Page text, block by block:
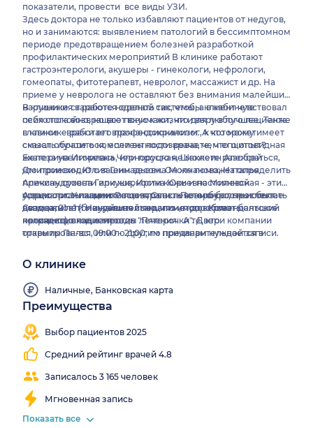
показатели, провести все виды УЗИ.
Здесь доктора не только избавляют пациентов от недугов,
но и занимаются: выявлением патологий в бессимптомном
периоде предотвращением болезней разработкой
профилактических мероприятий В клинике работают
гастроэнтерологи, акушеры - гинекологи, нефрологи,
гомеопаты, фитотерапевт, невролог, массажист и др. На
приеме у невролога не оставляют без внимания малейшие
нарушения в работе нервной системы, а в кабинете
психолога возвращают вкус к жизни и веру в лучшее. Также
в клинике работает врач-эндокринолог, к которому имеет
смысл обратиться, если вы подозреваете, что щитовидная
железа увеличилась, или просто не можете разобраться,
что происходит с вашим весом. Он же поможет определить
причину сухости или жирности кожи и постоянной
усталости. У пациентов центра есть возможность испытать
возможности мануальной терапии, попробовать
нетрадиционные методы лечения. А те, кто
травмировался, или по другим причинам нуждается в
по восстановлению организма. Они ускорят возвращение к
привычному ритму жизни и улучшат общее состояние
организма. Для прохождения полного курса процедур
понадобится вооружиться терпением, но результат того
стоит.
В клинике стараются сделать так, чтобы клиент чувствовал
себя спокойно, но все понимают, что для любого пациента
главное - врач и его профессионализм. А что может
сказать лучше о компетентности врача, чем его опыт?
Екатерина Игоревна Черноруцкая, Шаклеин Алексей
Дмитриевич, Юлия Геннадьевна Молчанова, Наталья
Александровна Гаркуша, Ирина Юрьевна Милевская - эти
специалисты клиники посвятили лечению больных более
двадцати лет! Неудивительно, что им доверяют большое
количество пациентов.
Адрес организации: Россия, Санкт-Петербург, проспект
Сизова, 21 к1 (ближайшая станция метро - Комендантский
проспект), вход напротив "Пятерочки". Двери компании
открыты Пн-вс: 09:00 - 21:00; по предварительной записи.
О клинике
Наличные, Банковская карта
Преимущества
Выбор пациентов 2025
Средний рейтинг врачей 4.8
Записалось 3 165 человек
Мгновенная запись
Выезд
дом
клиника
Работаем
выходные
Показать все